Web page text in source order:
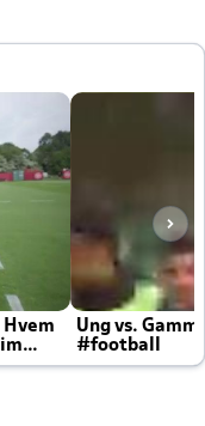
Hvem
Ung vs.
#football